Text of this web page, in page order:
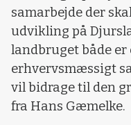
samarbejde der
udvikling på
landbruget både
erhvervsmæssigt
vil bidrage til den
fra Hans Gæmelke.